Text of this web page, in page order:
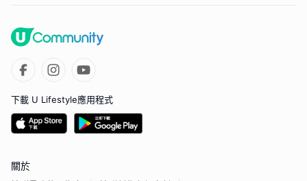
下載 U Lifestyle應用程式
關於